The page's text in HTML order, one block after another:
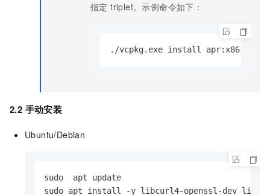
指定 triplet。示例命令如下：
./vcpkg.exe install apr:x86
2.2 手动安装
Ubuntu/Debian
sudo  apt update
sudo apt install -y libcurl4-openssl-dev